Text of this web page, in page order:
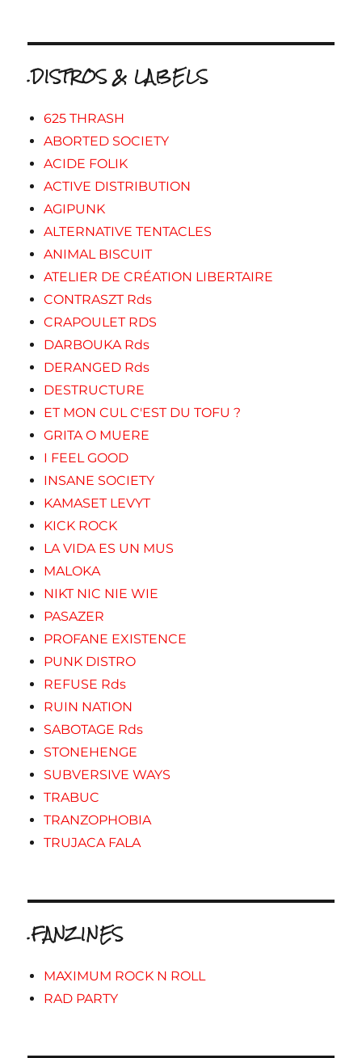
.DISTROS & LABELS
625 THRASH
ABORTED SOCIETY
ACIDE FOLIK
ACTIVE DISTRIBUTION
AGIPUNK
ALTERNATIVE TENTACLES
ANIMAL BISCUIT
ATELIER DE CRÉATION LIBERTAIRE
CONTRASZT Rds
CRAPOULET RDS
DARBOUKA Rds
DERANGED Rds
DESTRUCTURE
ET MON CUL C'EST DU TOFU ?
GRITA O MUERE
I FEEL GOOD
INSANE SOCIETY
KAMASET LEVYT
KICK ROCK
LA VIDA ES UN MUS
MALOKA
NIKT NIC NIE WIE
PASAZER
PROFANE EXISTENCE
PUNK DISTRO
REFUSE Rds
RUIN NATION
SABOTAGE Rds
STONEHENGE
SUBVERSIVE WAYS
TRABUC
TRANZOPHOBIA
TRUJACA FALA
.FANZINES
MAXIMUM ROCK N ROLL
RAD PARTY